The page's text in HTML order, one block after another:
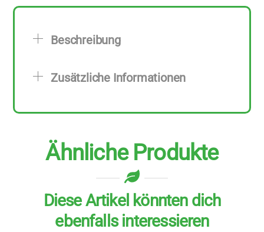
500
Beschreibung
Zusätzliche Informationen
Ähnliche Produkte
Diese Artikel könnten dich
ebenfalls interessieren